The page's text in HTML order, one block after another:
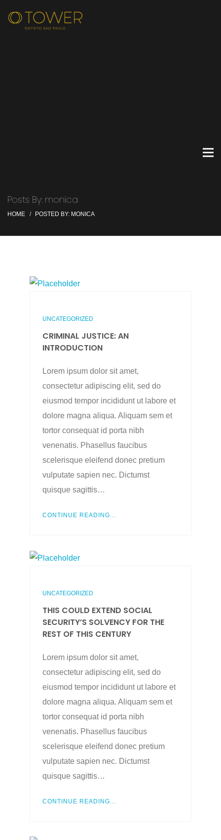
Posts By: monica
HOME POSTED BY: MONICA
UNCATEGORIZED
CRIMINAL JUSTICE: AN
INTRODUCTION
Lorem ipsum dolor sit amet,
consectetur adipiscing elit, sed do
eiusmod tempor incididunt ut labore et
dolore magna aliqua. Aliquam sem et
tortor consequat id porta nibh
venenatis. Phasellus faucibus
scelerisque eleifend donec pretium
vulputate sapien nec. Dictumst
quisque sagittis…
CONTINUE READING...
UNCATEGORIZED
THIS COULD EXTEND SOCIAL
SECURITY’S SOLVENCY FOR THE
REST OF THIS CENTURY
Lorem ipsum dolor sit amet,
consectetur adipiscing elit, sed do
eiusmod tempor incididunt ut labore et
dolore magna aliqua. Aliquam sem et
tortor consequat id porta nibh
venenatis. Phasellus faucibus
scelerisque eleifend donec pretium
vulputate sapien nec. Dictumst
quisque sagittis…
CONTINUE READING...